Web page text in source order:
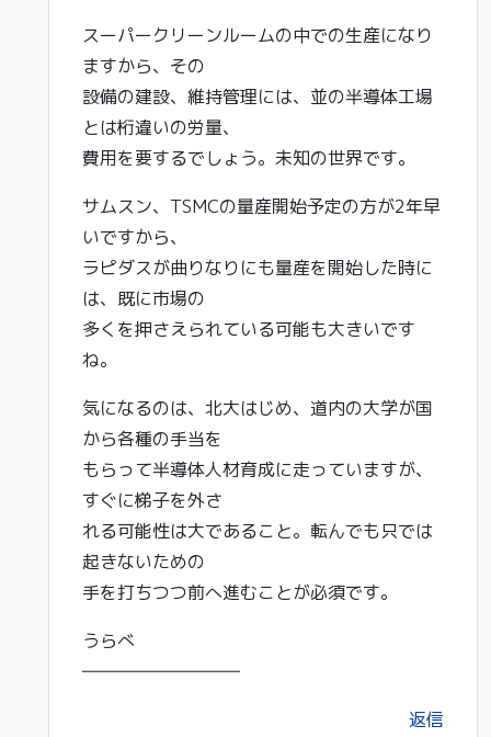
スーパークリーンルームの中での生産になり
ますから、その
設備の建設、維持管理には、並の半導体工場
とは桁違いの労量、
費用を要するでしょう。未知の世界です。
サムスン、TSMCの量産開始予定の方が2年早
いですから、
ラピダスが曲りなりにも量産を開始した時に
は、既に市場の
多くを押さえられている可能も大きいです
ね。
気になるのは、北大はじめ、道内の大学が国
から各種の手当を
もらって半導体人材育成に走っていますが、
すぐに梯子を外さ
れる可能性は大であること。転んでも只では
起きないための
手を打ちつつ前へ進むことが必須です。
うらべ
―――――――――
返信